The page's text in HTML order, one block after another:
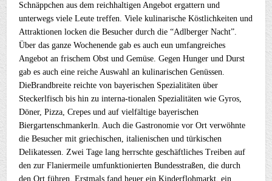
Schnäppchen aus dem reichhaltigen Angebot ergattern und
unterwegs viele Leute treffen. Viele kulinarische Köstlichkeiten und
Attraktionen locken die Besucher durch die “Adlberger Nacht”.
Über das ganze Wochenende gab es auch eun umfangreiches
Angebot an frischem Obst und Gemüse. Gegen Hunger und Durst
gab es auch eine reiche Auswahl an kulinarischen Genüssen.
DieBrandbreite reichte von bayerischen Spezialitäten über
Steckerlfisch bis hin zu interna-tionalen Spezialitäten wie Gyros,
Döner, Pizza, Crepes und auf vielfältige bayerischen
Biergartenschmankerln. Auch die Gastronomie vor Ort verwöhnte
die Besucher mit griechischen, italienischen und türkischen
Delikatessen. Zwei Tage lang herrschte geschäftliches Treiben auf
den zur Flaniermeile umfunktionierten Bundesstraßen, die durch
den Ort führen. Erstmals fand heuer ein Kinderflohmarkt, ein